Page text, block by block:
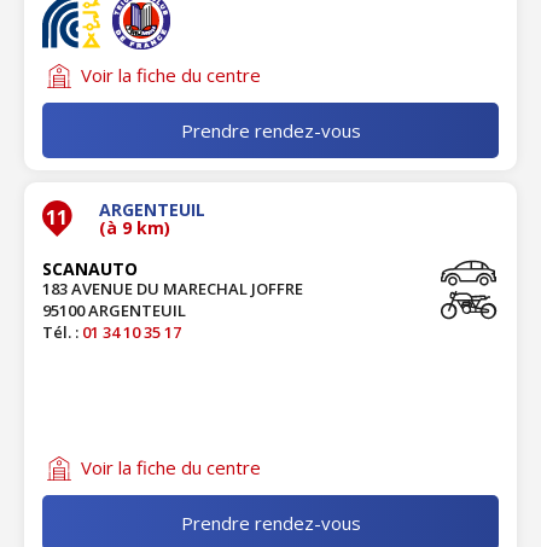
Voir la fiche du centre
Prendre rendez-vous
11 ARGENTEUIL
(à 9 km)
SCANAUTO
183 AVENUE DU MARECHAL JOFFRE
95100 ARGENTEUIL
Tél. : 01 34 10 35 17
Voir la fiche du centre
Prendre rendez-vous